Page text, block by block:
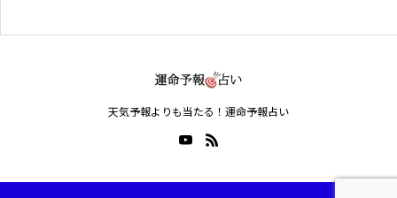
天気予報よりも当たる！運命予報占い